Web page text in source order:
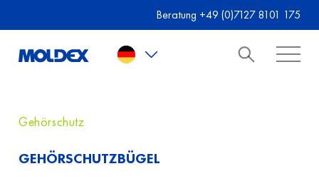
Beratung +49 (0)7127 8101 175
Gehörschutz
GEHÖRSCHUTZBÜGEL